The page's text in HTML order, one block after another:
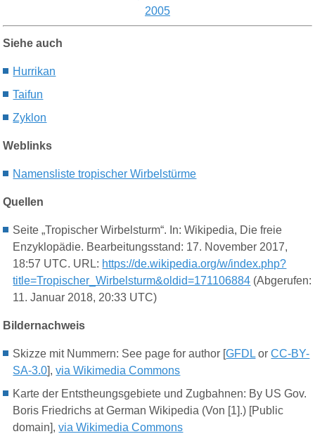
2005
Siehe auch
Hurrikan
Taifun
Zyklon
Weblinks
Namensliste tropischer Wirbelstürme
Quellen
Seite „Tropischer Wirbelsturm“. In: Wikipedia, Die freie
Enzyklopädie. Bearbeitungsstand: 17. November 2017,
18:57 UTC. URL: https://de.wikipedia.org/w/index.php?
title=Tropischer_Wirbelsturm&oldid=171106884 (Abgerufen:
11. Januar 2018, 20:33 UTC)
Bildernachweis
Skizze mit Nummern: See page for author [GFDL orCC-BY-
SA-3.0],via Wikimedia Commons
Karte der Entstheungsgebiete und Zugbahnen: By US Gov.
Boris Friedrichs at German Wikipedia (Von [1].) [Public
domain],via Wikimedia Commons